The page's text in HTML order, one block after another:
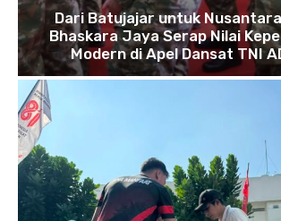
Dari Batujajar untuk
Bhaskara Jaya Serap Nilai
Modern di Apel Dansat TNI